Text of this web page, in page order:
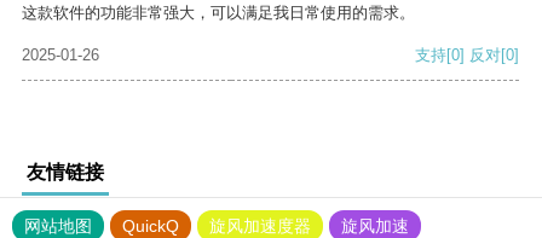
这款软件的功能非常强大，可以满足我日常使用的需求。
2025-01-26 支持[0] 反对[0]
友情链接
网站地图 QuickQ 旋风加速度器
旋风加速